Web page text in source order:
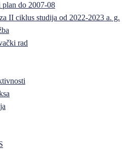
plan do 2007-08
II ciklus studija od 2022-2023 a. g.
rad